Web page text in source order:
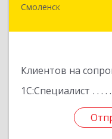
Смоленск
Клиентов на
1С:Специалист
214019,